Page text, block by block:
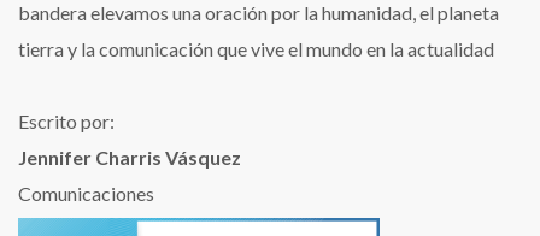
bandera elevamos una oración por la humanidad, el planeta
tierra y la comunicación que vive el mundo en la actualidad
Escrito por:
Jennifer Charris Vásquez
Comunicaciones